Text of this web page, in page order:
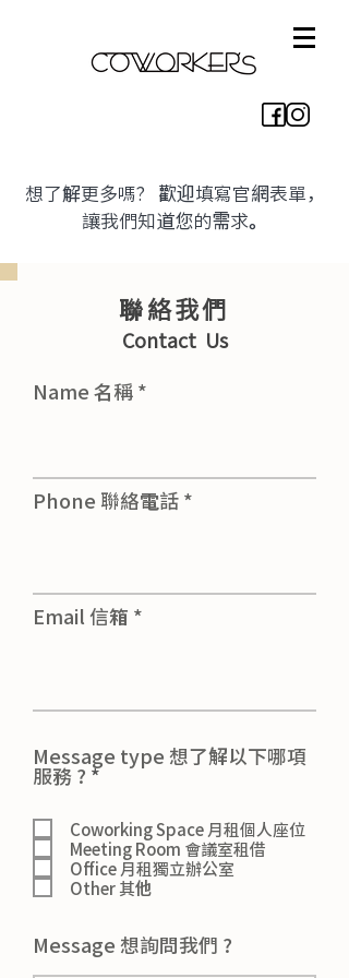
想了解更多嗎？ 歡迎填寫官網表單，
讓我們知道您的需求。
聯絡我們
Contact Us
Name 名稱
Phone 聯絡電話
Email 信箱
Message type 想了解以下哪項
服務 ? *必
Coworking Space 月租個人座位
Meeting Room 會議室租借
Office 月租獨立辦公室
Other 其他
Message 想詢問我們 ?